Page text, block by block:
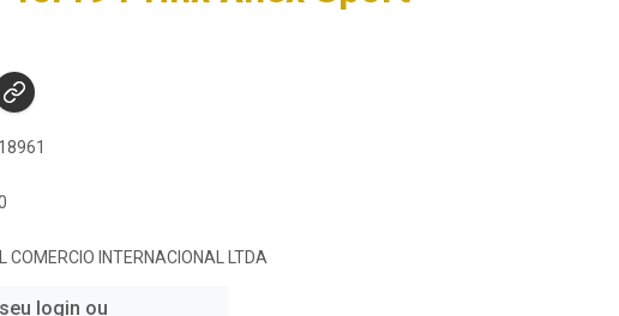
COMERCIO INTERNACIONAL LTDA
login ou